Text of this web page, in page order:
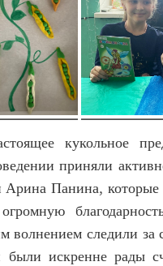
кукольное
приняли
Арина Панина,
волнением следили
искренне рады